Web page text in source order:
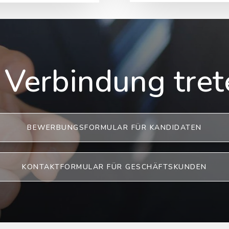
BEWERBUNGSFORMULAR FÜR KANDIDATEN
KONTAKTFORMULAR FÜR GESCHÄFTSKUNDEN